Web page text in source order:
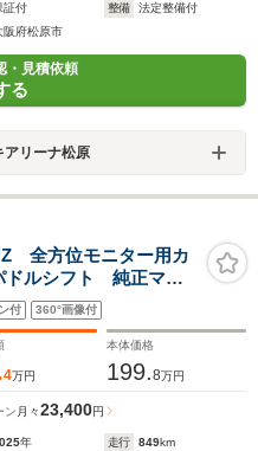
証付 整備
法定整備付
阪府松原市
・見積依頼
る
アリーナ松原
全方位モニター用カ
ルシフト 純正マッ
フティーサポート
付 360°画像付
4万円
本体価格
199.8万円
ン 月々23,400円
年 走行 849km